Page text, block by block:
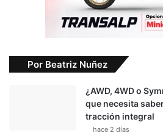
Por Beatriz Nuñez
¿AWD, 4WD o
que necesita
tracción integral
hace 2 días